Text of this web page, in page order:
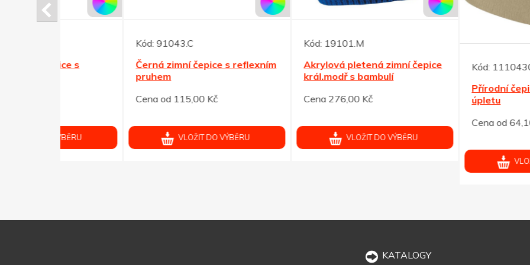
Černá zimní čepice s reflexním
Cena od 115,00 Kč
VLOŽIT DO VÝBĚRU
Akrylová pletená zimní čepice
král.modř s bambulí
Cena 276,00 Kč
VLOŽIT DO VÝBĚRU
Kód:11104306
Přírodní čepice z
Cena od 64,10 Kč
VLOŽIT DO VÝBĚRU
KATALOGY